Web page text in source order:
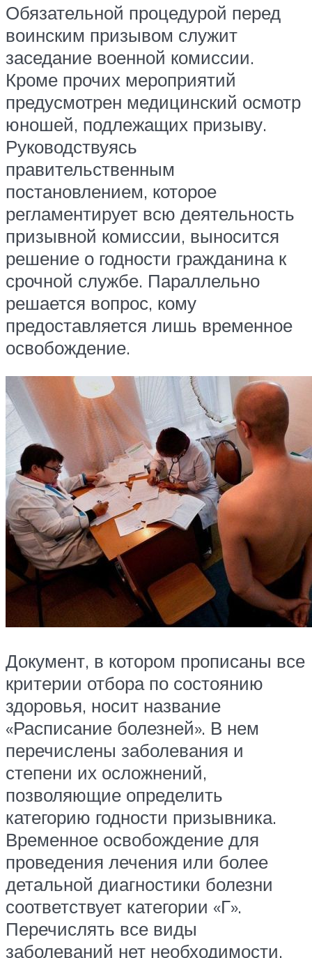
Обязательной процедурой перед
воинским призывом служит
заседание военной комиссии.
Кроме прочих мероприятий
предусмотрен медицинский осмотр
юношей, подлежащих призыву.
Руководствуясь
правительственным
постановлением, которое
регламентирует всю деятельность
призывной комиссии, выносится
решение о годности гражданина к
срочной службе. Параллельно
решается вопрос, кому
предоставляется лишь временное
освобождение.
Документ, в котором прописаны все
критерии отбора по состоянию
здоровья, носит название
«Расписание болезней». В нем
перечислены заболевания и
степени их осложнений,
позволяющие определить
категорию годности призывника.
Временное освобождение для
проведения лечения или более
детальной диагностики болезни
соответствует категории «Г».
Перечислять все виды
заболеваний нет необходимости,